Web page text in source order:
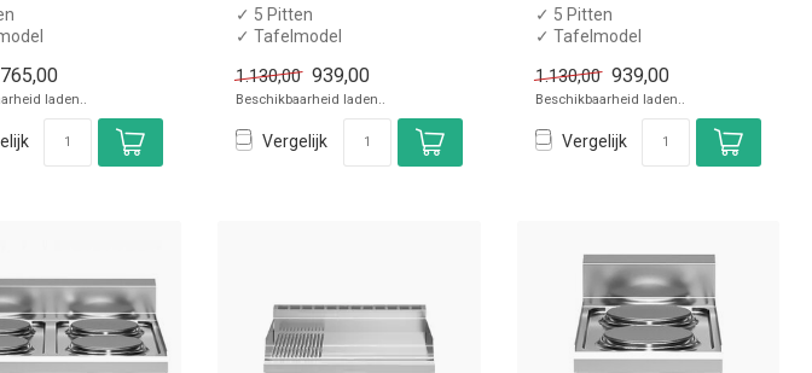
765,00
laden..
✓ 5 Pitten
✓ Tafelmodel
✓ Gas
1.130,00 939,00
Beschikbaarheid laden..
Vergelijk
✓ 5 Pitten
✓ Tafelmodel
✓ Propaan
1.130,00 939,00
Beschikbaarheid laden..
Vergelijk